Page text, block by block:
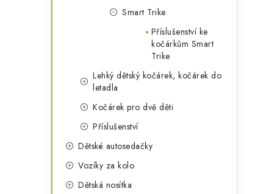
Smart Trike
Příslušenství ke
kočárkům Smart
Trike
Lehký dětský kočárek, kočárek do
letadla
Kočárek pro dvě děti
Příslušenství
Dětské autosedačky
Vozíky za kolo
Dětská nosítka